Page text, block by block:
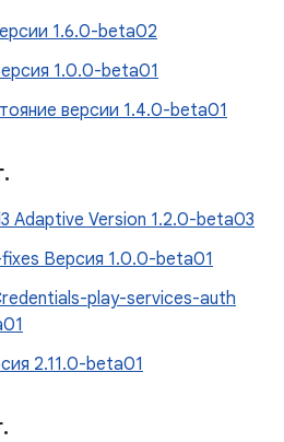
1.6.0-beta02
1.0.0-beta01
версии 1.4.0-beta01
.
Adaptive Version 1.2.0-beta03
Версия 1.0.0-beta01
play-services-auth
2.11.0-beta01
.